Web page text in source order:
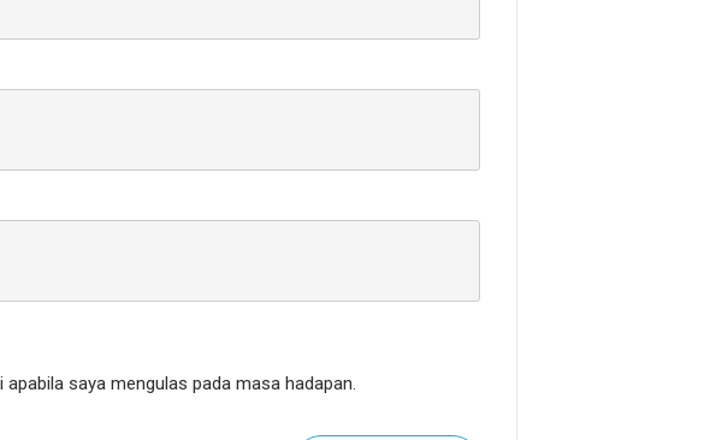
saya mengulas pada masa hadapan.